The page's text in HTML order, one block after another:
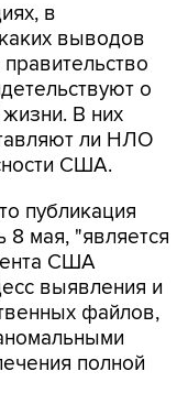
в
выводов
правительство
о
В них
ли НЛО
США.
публикация
8 мая, "является
США
выявления и
файлов,
полной